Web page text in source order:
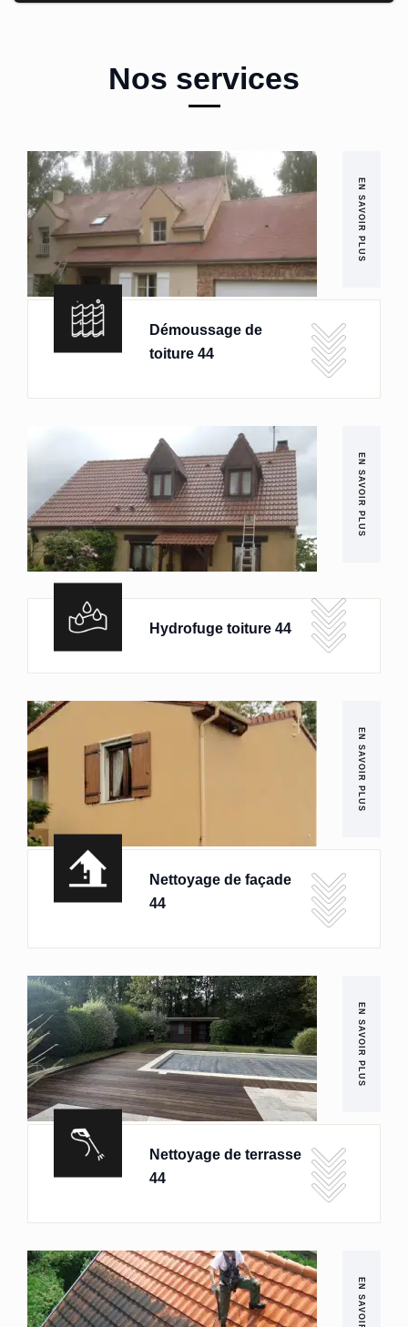
Nos services
EN SAVOIR PLUS
Démoussage de
toiture 44
EN SAVOIR PLUS
Hydrofuge toiture 44
EN SAVOIR PLUS
Nettoyage de façade
44
EN SAVOIR PLUS
Nettoyage de terrasse
44